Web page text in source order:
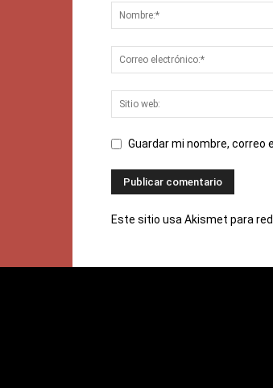
Guardar mi nombre, correo
Este sitio usa Akismet para